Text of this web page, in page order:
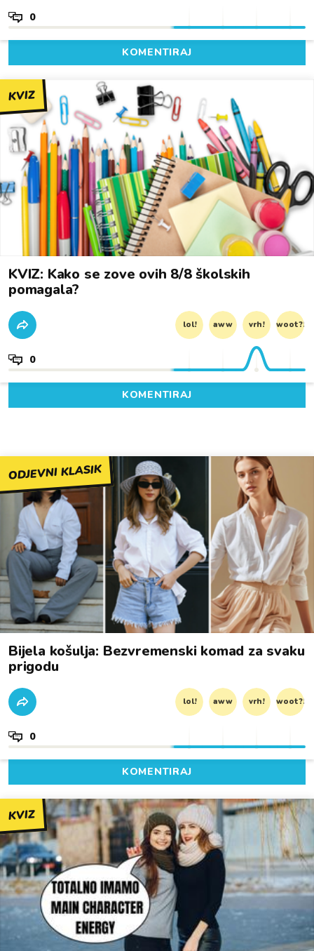
0
KOMENTIRAJ
KVIZ
KVIZ: Kako se zove ovih 8/8 školskih
pomagala?
lol! aww vrh! woot?!
0
KOMENTIRAJ
ODJEVNI KLASIK
Bijela košulja: Bezvremenski komad za svaku
prigodu
lol! aww vrh! woot?!
0
KOMENTIRAJ
KVIZ